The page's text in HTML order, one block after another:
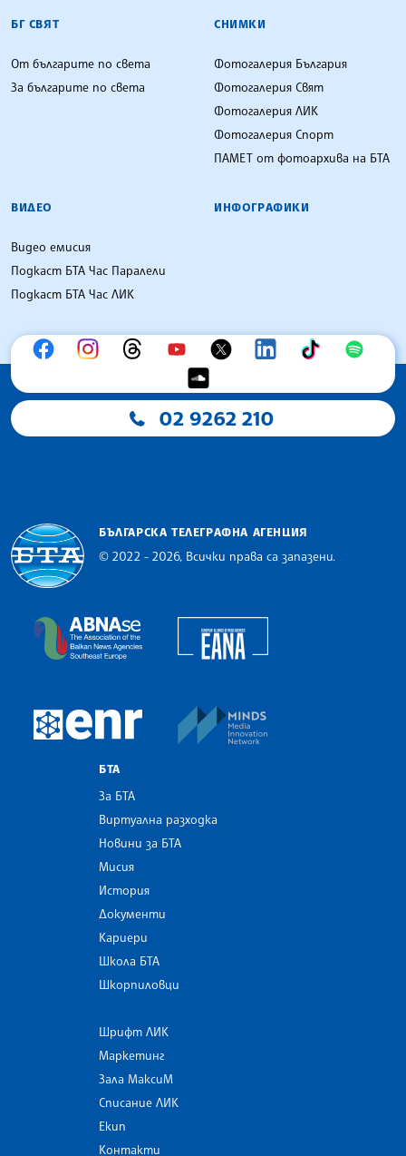
БГ СВЯТ
От българите по света
За българите по света
СНИМКИ
Фотогалерия България
Фотогалерия Свят
Фотогалерия ЛИК
Фотогалерия Спорт
ПАМЕТ от фотоархива на БТА
ВИДЕО
Видео емисия
Подкаст БТА Час Паралели
Подкаст БТА Час ЛИК
ИНФОГРАФИКИ
02 9262 210
БЪЛГАРСКА ТЕЛЕГРАФНА АГЕНЦИЯ
© 2022 - 2026, Всички права са запазени.
The Assocoation of the Balkan News Agencies
European Newsroom
БТА
За БТА
Виртуална разходка
Новини за БТА
Мисия
История
Документи
Кариери
Школа БТА
Шкорпиловци
Шрифт ЛИК
Маркетинг
Зала МаксиМ
Списание ЛИК
Екип
Контакти